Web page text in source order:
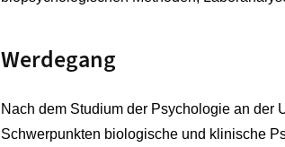
Werdegang
Nach dem Studium der Psychologie an der
Schwerpunkten biologische und klinische